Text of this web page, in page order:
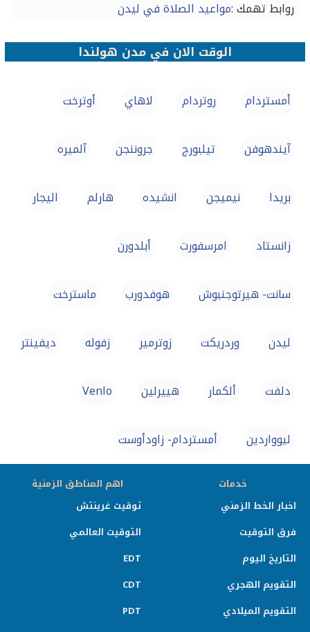
روابط تهمك :مواعيد الصلاة في ليدن
الوقت الان في مدن هولندا
أمستردام روتردام لاهاي أوترخت
آيندهوفن تيلبورج جروننجن آلميره
بريدا نيميجن انشيده هارلم اليجار
زانستاد امرسفورت أبلدورن
سانت- هيرتوجنبوش هوفدورب ماسترخت
ليدن وردريكت زوترمير زفوله ديفينتر
دلفت ألكمار هييرلين Venlo
ليوواردين أمستردام- زاودأوست
خدمات
اخبار الخط الزمني
فرق التوقيت
التاريخ اليوم
التقويم الهجري
التقويم الميلادي
اهم المناطق الزمنية
توقيت غرينتش
التوقيت العالمي
EDT
CDT
PDT